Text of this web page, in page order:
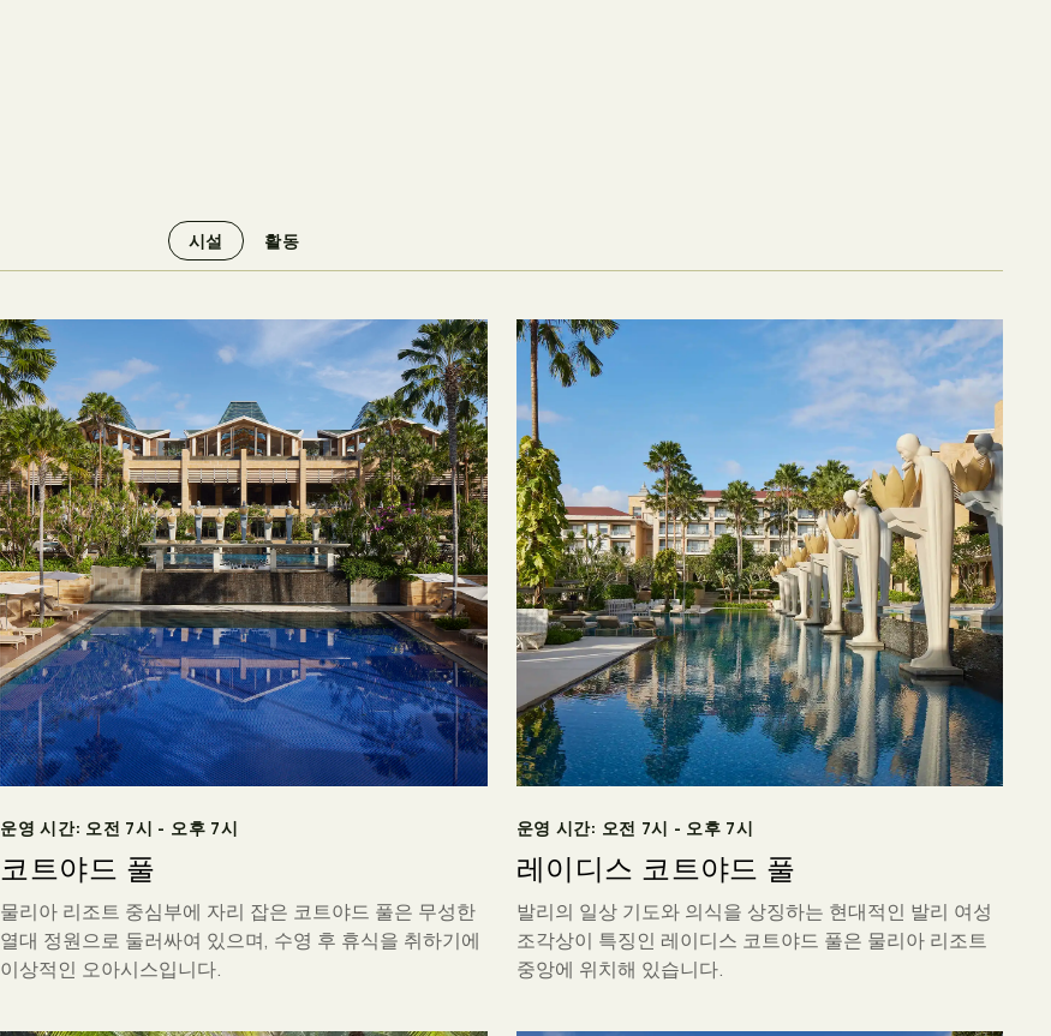
시설 활동
운영 시간: 오전 7시 - 오후 7시
코트야드 풀
물리아 리조트 중심부에 자리 잡은 코트야드 풀은 무성한
열대 정원으로 둘러싸여 있으며, 수영 후 휴식을 취하기에
이상적인 오아시스입니다.
운영 시간: 오전 7시 - 오후 7시
레이디스 코트야드 풀
발리의 일상 기도와 의식을 상징하는 현대적인 발리 여성
조각상이 특징인 레이디스 코트야드 풀은 물리아 리조트
중앙에 위치해 있습니다.